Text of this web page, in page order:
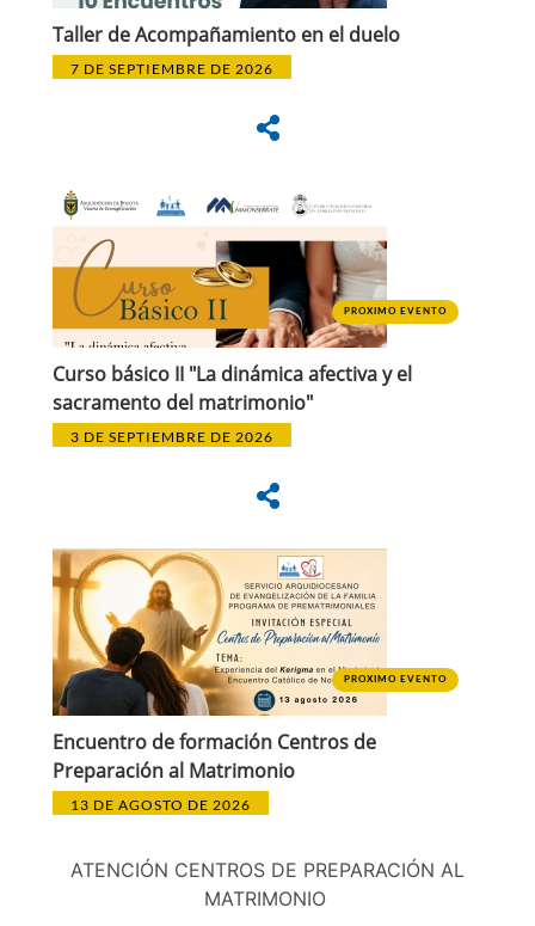
Taller de Acompañamiento en el duelo
7 DE SEPTIEMBRE DE 2026
PROXIMO EVENTO
Curso básico II "La dinámica afectiva y el
sacramento del matrimonio"
3 DE SEPTIEMBRE DE 2026
PROXIMO EVENTO
Encuentro de formación Centros de
Preparación al Matrimonio
13 DE AGOSTO DE 2026
ATENCIÓN CENTROS DE PREPARACIÓN AL
MATRIMONIO